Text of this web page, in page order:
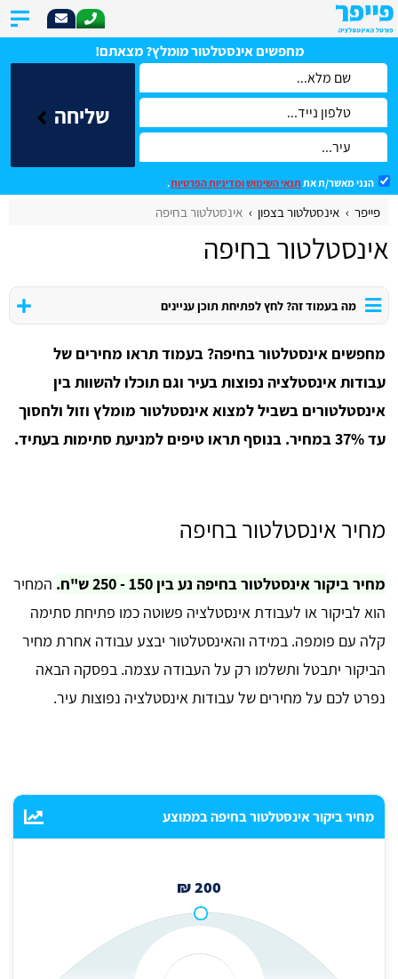
מחפשים אינסטלטור מומלץ? מצאתם!
שליחה
הנני מאשר/ת את תנאי השימושומדיניות הפרטיות.
פייפר אינסטלטור בצפון אינסטלטור בחיפה
אינסטלטור בחיפה
מה בעמוד זה? לחץ לפתיחת תוכן עניינים
מחפשים אינסטלטור בחיפה? בעמוד תראו מחירים של
עבודות אינסטלציה נפוצות בעיר וגם תוכלו להשוות בין
אינסטלטורים בשביל למצוא אינסטלטור מומלץ וזול ולחסוך
עד 37% במחיר. בנוסף תראו טיפים למניעת סתימות בעתיד.
מחיר אינסטלטור בחיפה
מחיר ביקור אינסטלטור בחיפה נע בין 150 - 250 ש"ח.
המחיר
הוא לביקור או לעבודת אינסטלציה פשוטה כמו פתיחת סתימה
קלה עם פומפה. במידה והאינסטלטור יבצע עבודה אחרת מחיר
הביקור יתבטל ותשלמו רק על העבודה עצמה. בפסקה הבאה
נפרט לכם על מחירים של עבודות אינסטלציה נפוצות עיר.
מחיר ביקור אינסטלטור בחיפה בממוצע
200 ₪